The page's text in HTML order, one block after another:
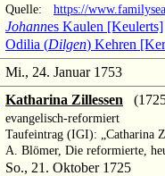
Quelle: https://
Johannes Kaulen [Keulerts]
Odilia (Dilgen) Kehren
Mi., 24. Januar 1753
Katharina Zillessen
evangelisch-reformiert
Taufeintrag (IGI): „Catharina
A. Blömer, Die reformierte,
So., 21. Oktober 1725